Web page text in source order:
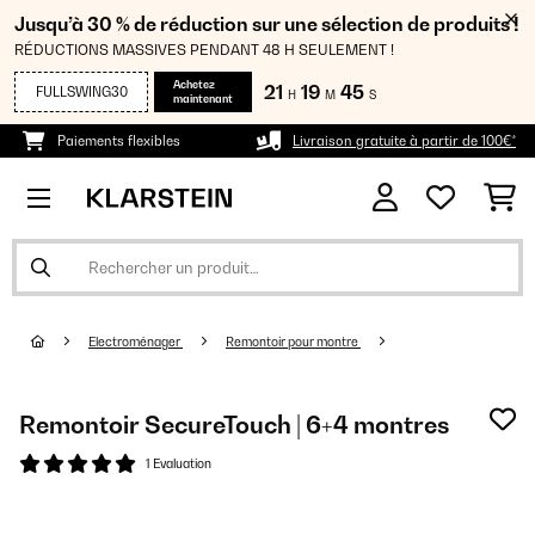
Jusqu’à 30 % de réduction sur une sélection de produits !
RÉDUCTIONS MASSIVES PENDANT 48 H SEULEMENT !
FULLSWING30
Achetez
maintenant
21 H 19 M 45 S
Paiements flexibles Livraison gratuite à partir de 100€*
Electroménager Remontoir pour montre
Remontoir SecureTouch | 6+4 montres
1 Evaluation